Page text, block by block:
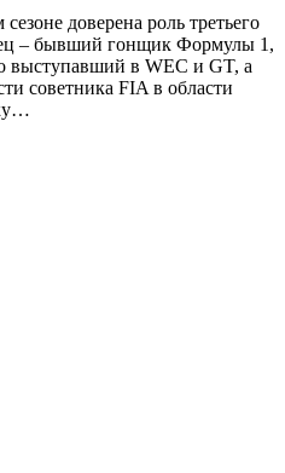
доверена роль третьего
– бывший гонщик Формулы 1,
выступавший в WEC и GT, а
советника FIA в области